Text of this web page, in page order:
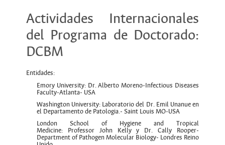
Actividades Internacionales
del Programa de Doctorado:
DCBM
Entidades:
Emory University: Dr. Alberto Moreno-Infectious Diseases
Faculty-Atlanta- USA
Washington University: Laboratorio del Dr. Emil Unanue en
el Departamento de Patologia.- Saint Louis MO-USA
London School of Hygiene and Tropical
Medicine: Professor John Kelly y Dr. Cally Rooper-
Department of Pathogen Molecular Biology- Londres Reino